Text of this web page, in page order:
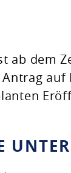
ab dem